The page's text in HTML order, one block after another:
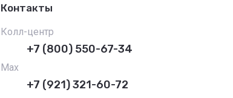
Контакты
Колл-центр
+7 (800) 550-67-34
Max
+7 (921) 321-60-72